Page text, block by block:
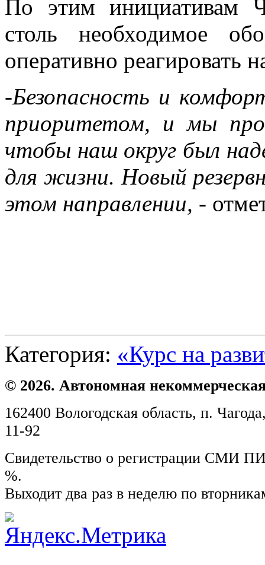
По этим инициативам
столь необходимое
оперативно реагировать
-Безопасность и
приоритетом, и мы
чтобы наш округ был
для жизни. Новый
этом направлении, -
Категория: «Курс на
© 2026. Автономная
162400 Вологодская область, п.
11-92
Свидетельство о регистрации СМИ
%.
Выходит два раз в неделю по